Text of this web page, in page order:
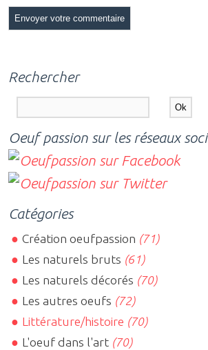
Rechercher
Oeuf passion sur les réseaux
Catégories
Création oeufpassion (71)
Les naturels bruts (61)
Les naturels décorés (70)
Les autres oeufs (72)
Littérature/histoire (70)
L'oeuf dans l'art (70)